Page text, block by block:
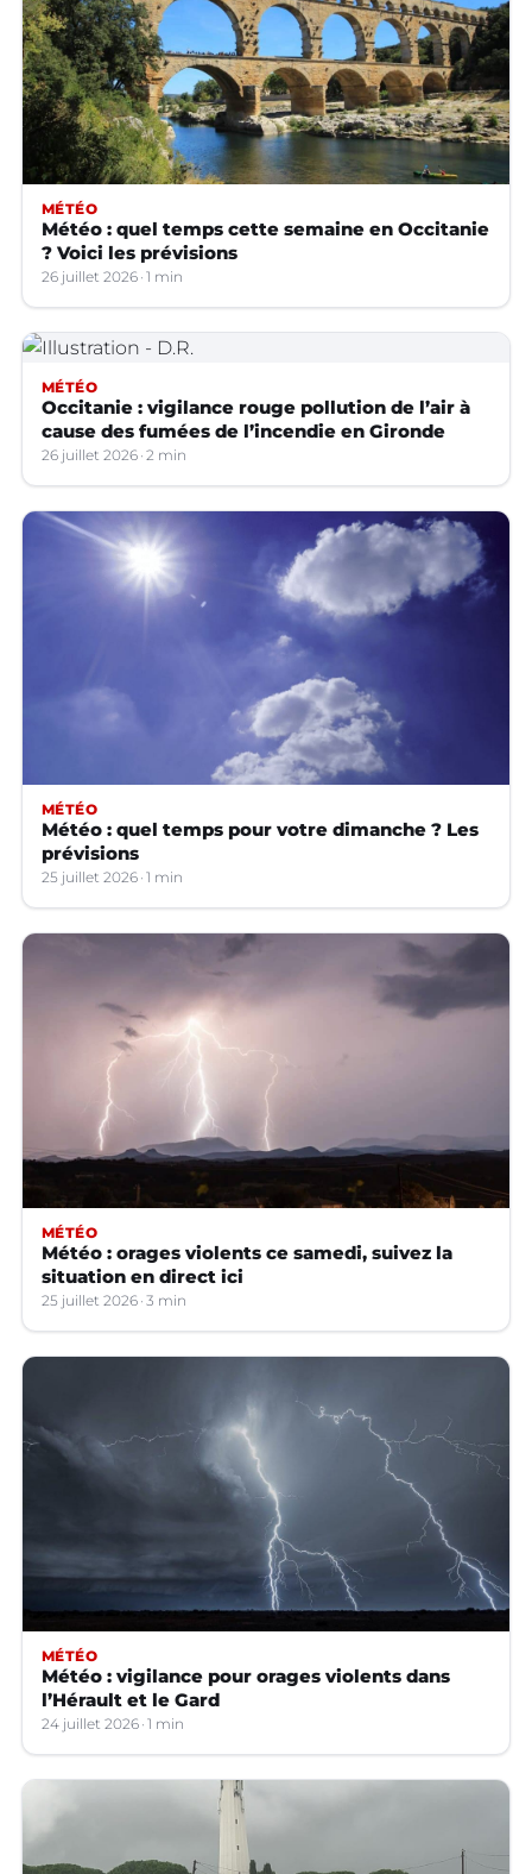
MÉTÉO
Météo : quel temps cette semaine en Occitanie
? Voici les prévisions
26 juillet 2026 1 min
MÉTÉO
Occitanie : vigilance rouge pollution de l’air à
cause des fumées de l’incendie en Gironde
26 juillet 2026 2 min
MÉTÉO
Météo : quel temps pour votre dimanche ? Les
prévisions
25 juillet 2026 1 min
MÉTÉO
Météo : orages violents ce samedi, suivez la
situation en direct ici
25 juillet 2026 3 min
MÉTÉO
Météo : vigilance pour orages violents dans
l’Hérault et le Gard
24 juillet 2026 1 min